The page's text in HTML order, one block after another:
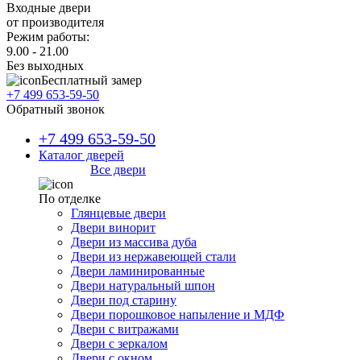
Входные двери
от производителя
Режим работы:
9.00 - 21.00
Без выходных
Бесплатный замер
+7 499 653-59-50
Обратный звонок
+7 499 653-59-50
Каталог дверей
Все двери
По отделке
Глянцевые двери
Двери винорит
Двери из массива дуба
Двери из нержавеющей стали
Двери ламинированные
Двери натуральный шпон
Двери под старину
Двери порошковое напыление и МДФ
Двери с витражами
Двери с зеркалом